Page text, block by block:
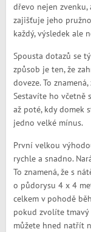
dřevo nejen
zajišťuje jeho
každý, výsledek ale
Spousta dotazů se
způsob je ten, že
doveze. To
Sestavíte ho včetně
až poté, kdy domek
jedno velké mínus.
První velkou
rychle a snadno.
To znamená, že s
o půdorysu 4 x 4
celkem v pohodě
pokud zvolíte
můžete hned natřít